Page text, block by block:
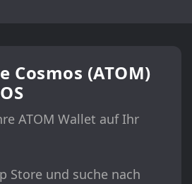
Cosmos (ATOM)
ATOM Wallet auf Ihr
Store und suche nach